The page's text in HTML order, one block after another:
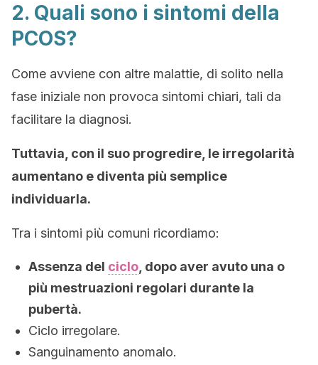
2. Quali sono i sintomi della
PCOS?
Come avviene con altre malattie, di solito nella
fase iniziale non provoca sintomi chiari, tali da
facilitare la diagnosi.
Tuttavia, con il suo progredire, le irregolarità
aumentano e diventa più semplice
individuarla.
Tra i sintomi più comuni ricordiamo:
Assenza del ciclo , dopo aver avuto una o
più mestruazioni regolari durante la
pubertà.
Ciclo irregolare.
Sanguinamento anomalo.